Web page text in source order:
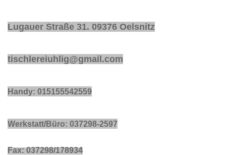
Lugauer Straße 31. 09376 Oelsnitz
tischlereiuhlig@gmail.com
Handy: 015155542559
Werkstatt/Büro: 037298-2597
Fax: 037298/178934